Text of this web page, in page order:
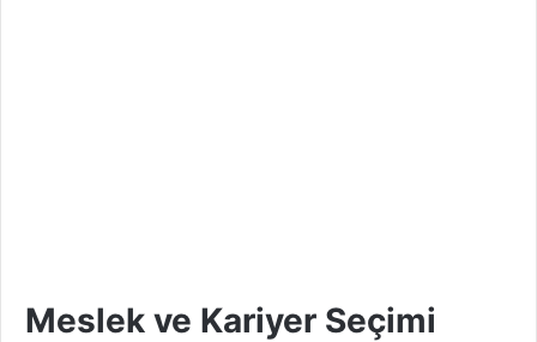
Meslek ve Kariyer Seçimi